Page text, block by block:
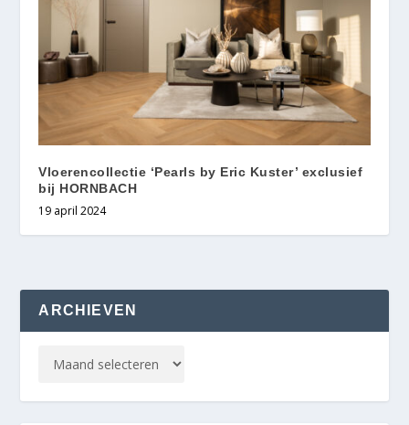
Vloerencollectie ‘Pearls by Eric Kuster’ exclusief
bij HORNBACH
19 april 2024
ARCHIEVEN